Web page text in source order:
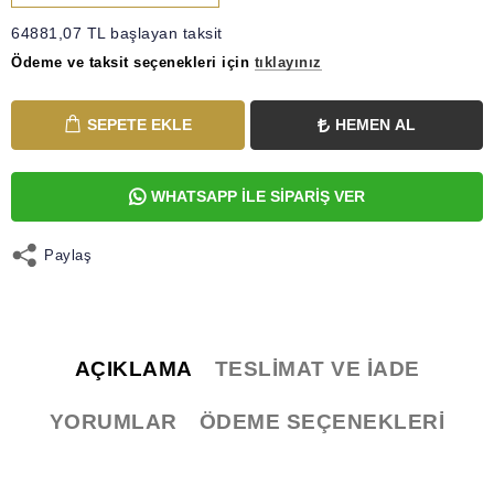
64881,07 TL başlayan taksit
Ödeme ve taksit seçenekleri için tıklayınız
SEPETE EKLE HEMEN AL
WHATSAPP İLE SİPARİŞ VER
Paylaş
AÇIKLAMA TESLIMAT VE İADE
YORUMLAR ÖDEME SEÇENEKLERI